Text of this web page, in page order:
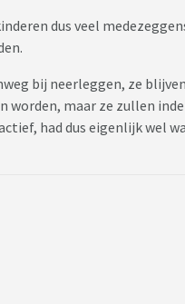
dus veel
bij neerleggen, ze
maar ze zullen
had dus eigenlijk wel